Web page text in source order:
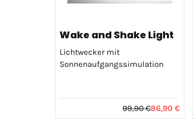
Wake and Shake Light
Lichtwecker mit
Sonnenaufgangssimulation
99,90 €86,90 €